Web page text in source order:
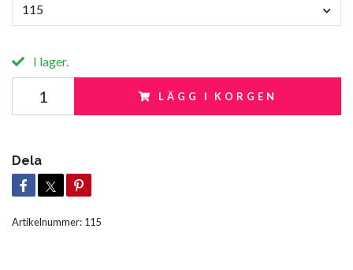
115
I lager.
LÄGG I KORGEN
Dela
Artikelnummer: 115